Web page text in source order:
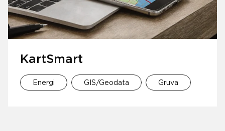
KartSmart
Energi GIS/Geodata Gruva